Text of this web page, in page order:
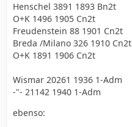
Henschel 3891 1893 Bn2t
O+K 1496 1905 Cn2t
Freudenstein 88 1901 Cn2t
Breda /Milano 326 1910 Cn2t
O+K 1891 1906 Cn2t
Wismar 20261 1936 1-Adm
-"- 21142 1940 1-Adm
ebenso: